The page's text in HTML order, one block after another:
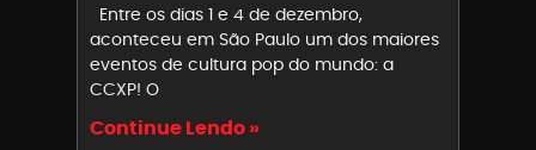
Entre os dias 1 e 4 de dezembro,
aconteceu em São Paulo um dos maiores
eventos de cultura pop do mundo: a
CCXP! O
Continue Lendo »